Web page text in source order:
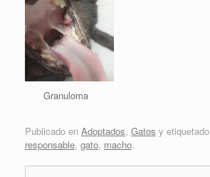
Granuloma
Publicado en Adoptados, Gatos y etiquetado
responsable, gato, macho.